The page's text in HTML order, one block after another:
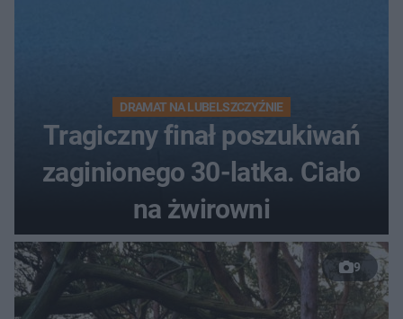
DRAMAT NA LUBELSZCZYŹNIE
Tragiczny finał poszukiwań
zaginionego 30-latka. Ciało
na żwirowni
9